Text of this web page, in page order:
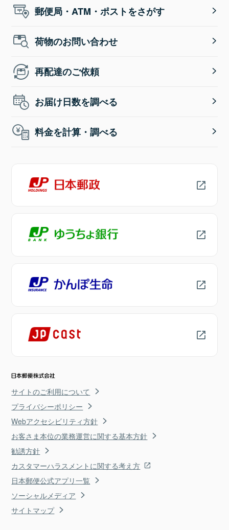
郵便局・ATM・ポストをさがす
荷物のお問い合わせ
再配達のご依頼
お届け日数を調べる
料金を計算・調べる
サイトのご利用について
プライバシーポリシー
Webアクセシビリティ方針
お客さま本位の業務運営に関する基本方針
勧誘方針
カスタマーハラスメントに関する考え方
日本郵便公式アプリ一覧
ソーシャルメディア
サイトマップ